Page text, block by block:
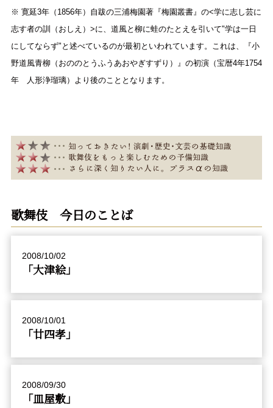
※ 寛延3年（1856年）自跋の三浦梅園著『梅園叢書』の<学に志し芸に
志す者の訓（おしえ）>に、道風と柳に蛙のたとえを引いて"学は一日
にしてならず"と述べているのが最初といわれています。これは、『小
野道風青柳（おののとうふうあおやぎすずり）』の初演（宝暦4年1754
年 人形浄瑠璃）より後のこととなります。
歌舞伎 今日のことば
2008/10/02
「大津絵」
2008/10/01
「廿四孝」
2008/09/30
「皿屋敷」